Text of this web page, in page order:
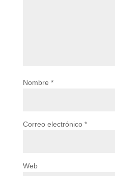
Nombre *
Correo electrónico *
Web